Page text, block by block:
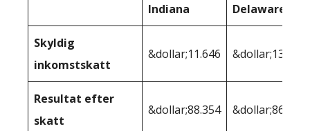
Indiana Delaware
Skyldig
inkomstskatt
&dollar;11.646 &dollar;13.621
Resultat efter
skatt
&dollar;88.354 &dollar;86.379